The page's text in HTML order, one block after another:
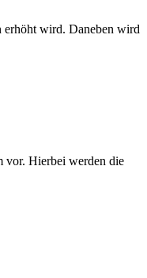
erhöht wird. Daneben wird
vor. Hierbei werden die